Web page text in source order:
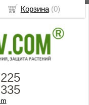
Корзина(0)